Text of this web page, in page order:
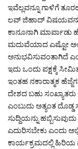
ಇವೆಲ್ಲವನ್ನೂ ಗಾಳಿಗೆ
ಲವ್ ಜಿಹಾದ್ ವಿಷಯವನ್ನು
ಕಾನೂನಾಗಿ ಮಾರ್ಪಾಡು
ಮದುವೆಯಾದ ಎಷ್ಟೋ
ಅನುಭವಿಸುವಂತಾಗಿದೆ
ಇದು ಒಂದು ಪಕ್ಷಕ್ಕೆ
ಇಂತಹ ನಕಾರಾತ್ಮಕ
ದೇಶದ ಬಹು ಸಂಖ್ಯಾತರು
ಎಂಬುದು ಅತ್ಯಂತ ದೊಡ್ಡ
ಸುದ್ದಿಯನ್ನು
ಎದುರಿಸಬೇಕು ಎಂದು
ಕಾರ್ಯಕ್ರಮದಲ್ಲಿ ಹಿರಿಯ